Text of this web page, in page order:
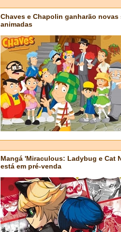
Chaves e Chapolin ganharão novas
animadas
Mangá 'Miraculous: Ladybug e Cat
está em pré-venda